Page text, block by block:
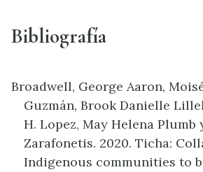
Bibliografía
Broadwell, George Aaron,
Guzmán, Brook Danielle
H. Lopez, May Helena Plumb
Zarafonetis. 2020. Ticha:
Indigenous communities to